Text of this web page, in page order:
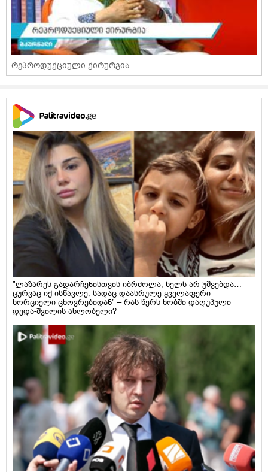
რეპროდუქციული ქირურგია
"ლაზარეს გადარჩენისთვის იბრძოლა, ხელს არ უშვებდა…
ცურვაც იქ ისწავლე, სადაც დაასრულე ყველაფერი
ხორციელი ცხოვრებიდან" – რას წერს ხობში დაღუპული
დედა-შვილის ახლობელი?